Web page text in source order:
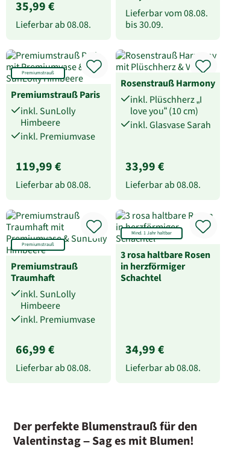
35,99 €
Lieferbar ab08.08.
Lieferbar vom08.08.
bis30.09.
Premiumstrauß
Premiumstrauß Paris
inkl. SunLolly
Himbeere
inkl. Premiumvase
119,99 €
Lieferbar ab08.08.
Rosenstrauß Harmony
inkl. Plüschherz „I
love you“ (10 cm)
inkl. Glasvase Sarah
33,99 €
Lieferbar ab08.08.
Premiumstrauß
Premiumstrauß
Traumhaft
inkl. SunLolly
Himbeere
inkl. Premiumvase
66,99 €
Lieferbar ab08.08.
Mind. 1 Jahr haltbar
3 rosa haltbare Rosen
in herzförmiger
Schachtel
34,99 €
Lieferbar ab08.08.
Der perfekte Blumenstrauß für den
Valentinstag – Sag es mit Blumen!